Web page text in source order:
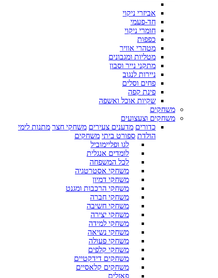
אביזרי ניקוי
חד-פעמי
חומרי ניקוי
כפפות
מטהרי אוויר
מטליות ומגבונים
מתקני נייר וסבון
ניירות לנגוב
פחים וסלים
פינת קפה
שקיות אוכל ואשפה
משחקים
משחקים וצעצועים
כדורים מדענים צעירים משחקי חצר מתנות לימי
הולדת ספורט ביתי משחקים
לגו ופליימוביל
לומדים אנגלית
לכל המשפחה
משחקי אסטרטגיה
משחקי דמיון
משחקי הרכבות ומגנט
משחקי חברה
משחקי חשיבה
משחקי יצירה
משחקי למידה
משחקי נשיאה
משחקי פעולה
משחקי קלפים
משחקים דידקטיים
משחקים קלאסיים
פאזלים